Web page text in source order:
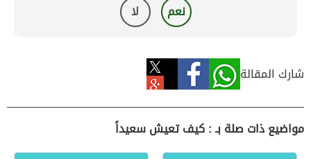
نعم لا
شارك المقالة
مواضيع ذات صلة بـ : كيف تعيش سعيداً